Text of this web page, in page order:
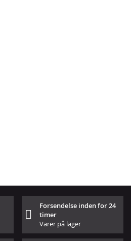
Forsendelse inden for 24
timer
Varer på lager